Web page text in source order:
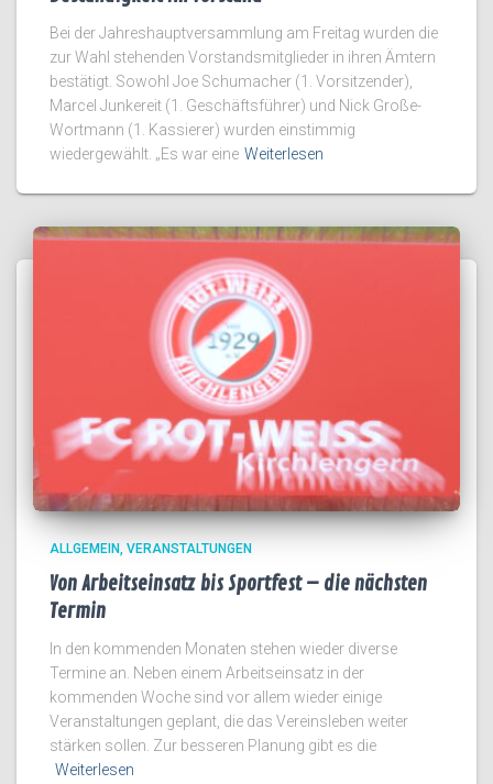
Bei der Jahreshauptversammlung am Freitag wurden die
zur Wahl stehenden Vorstandsmitglieder in ihren Ämtern
bestätigt. Sowohl Joe Schumacher (1. Vorsitzender),
Marcel Junkereit (1. Geschäftsführer) und Nick Große-
Wortmann (1. Kassierer) wurden einstimmig
wiedergewählt. „Es war eine Weiterlesen
ALLGEMEIN VERANSTALTUNGEN
Von Arbeitseinsatz bis Sportfest – die nächsten
Termin
In den kommenden Monaten stehen wieder diverse
Termine an. Neben einem Arbeitseinsatz in der
kommenden Woche sind vor allem wieder einige
Veranstaltungen geplant, die das Vereinsleben weiter
stärken sollen. Zur besseren Planung gibt es die
Weiterlesen